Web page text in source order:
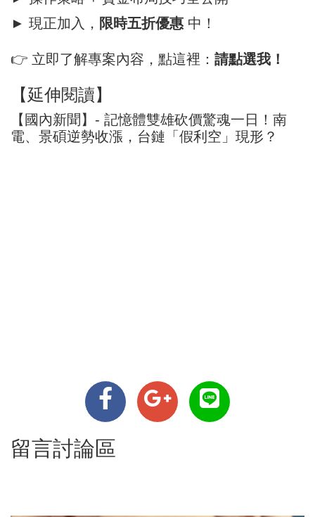
► 現正加入， 限時五折優惠 中！
👉 立即了解專案內容，點這裡： 請點選我！
【延伸閱讀】
【國內新聞】- 記憶體雙雄砍價驚魂一日！南
電、景碩逆勢收漲，台鏈「假利空」現形？
留言討論區